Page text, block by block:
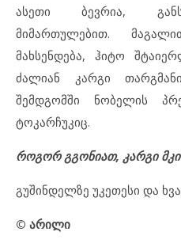
ასეთი ბევრია,
მიმართულებით.
მახსენდება, ჰიტო
ძალიან კარგი
შემდგომში ნობელის
ტოკარჩუკიც.
როგორ გგონიათ, კარგი
გუშინდელზე უკეთესი და
© არილი